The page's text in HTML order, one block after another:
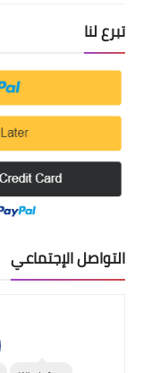
تبرع لنا
التواصل الإجتماعي